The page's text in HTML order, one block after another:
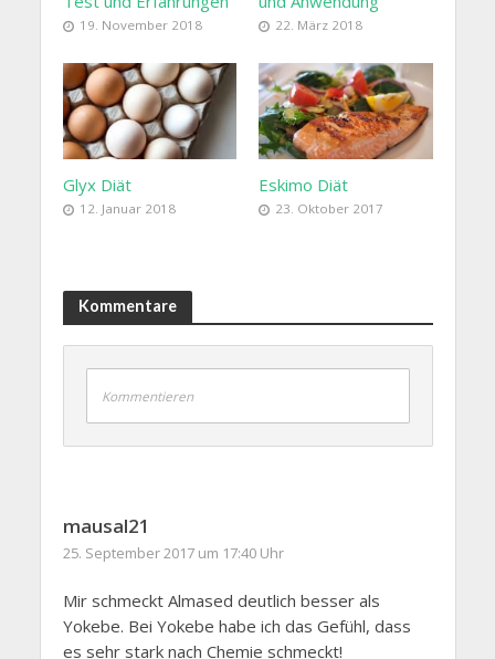
19. November 2018 22. März 2018
Glyx Diät
12. Januar 2018
Eskimo Diät
23. Oktober 2017
Kommentare
Kommentieren
mausal21
25. September 2017 um 17:40 Uhr
Mir schmeckt Almased deutlich besser als
Yokebe. Bei Yokebe habe ich das Gefühl, dass
es sehr stark nach Chemie schmeckt!